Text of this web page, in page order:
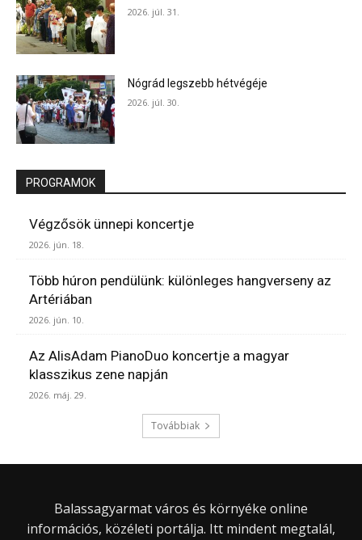
2026. júl. 31.
Nógrád legszebb hétvégéje
2026. júl. 30.
PROGRAMOK
Végzősök ünnepi koncertje
2026. jún. 18.
Több húron pendülünk: különleges hangverseny az
Artériában
2026. jún. 10.
Az AlisAdam PianoDuo koncertje a magyar
klasszikus zene napján
2026. máj. 29.
Továbbiak
Balassagyarmat város és környéke online
információs, közéleti portálja. Itt mindent megtalál,